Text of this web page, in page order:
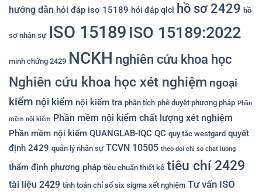
hướng dẫn hỏi đáp iso 15189 hỏi đáp qlcl hồ sơ 2429 hồ
sơ nhân sự ISO 15189 ISO 15189:2022
minh chứng 2429 NCKH nghiên cứu khoa học
Nghiên cứu khoa học xét nghiệm ngoại
kiểm nội kiểm nội kiểm tra phân tích phê duyệt phương pháp Phần
mềm nội kiểm Phần mềm nội kiểm chất lượng xét nghiệm
Phần mềm nội kiểm QUANGLAB-IQC QC quy tắc westgard quyết
định 2429 quản lý nhân sự TCVN 10505 theo doi chi so chat luong
thẩm định phương pháp tiêu chuẩn thiết kế tiêu chí 2429
tài liệu 2429 tính toán chỉ số six sigma xết nghiệm Tư vấn ISO